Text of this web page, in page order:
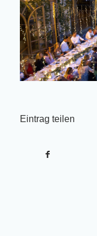
Eintrag teilen